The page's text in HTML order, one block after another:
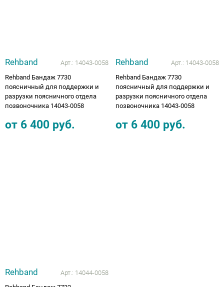
Rehband Арт.: 14043-0058
Rehband Бандаж 7730
поясничный для поддержки и
разрузки поясничного отдела
позвоночника 14043-0058
от 6 400 руб.
Rehband Арт.: 14043-0058
Rehband Бандаж 7730
поясничный для поддержки и
разрузки поясничного отдела
позвоночника 14043-0058
от 6 400 руб.
Rehband Арт.: 14044-0058